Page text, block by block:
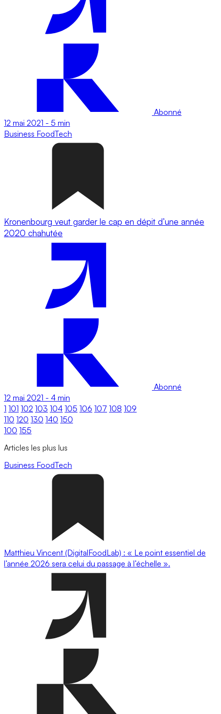
Abonné
12 mai 2021 - 5 min
Business FoodTech
Kronenbourg veut garder le cap en dépit d’une année
2020 chahutée
Abonné
12 mai 2021 - 4 min
1 101 102 103 104 105 106 107 108 109
110 120 130 140 150
100 155
Articles les plus lus
Business FoodTech
Matthieu Vincent (DigitalFoodLab) : « Le point essentiel de
l’année 2026 sera celui du passage à l’échelle ».